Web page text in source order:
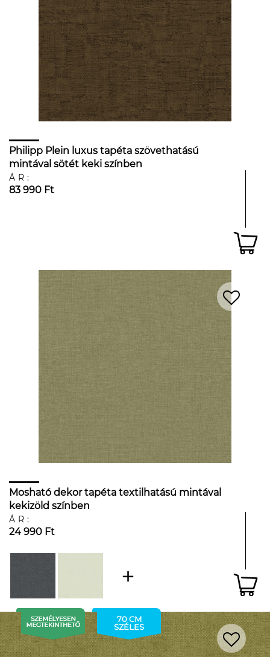
Philipp Plein luxus tapéta szövethatású
mintával sötét keki színben
ÁR:
83 990 Ft
Mosható dekor tapéta textilhatású mintával
kekizöld színben
ÁR:
24 990 Ft
70 CM
SZÉLES